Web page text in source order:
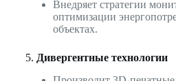
Внедряет стратегии
оптимизации
объектах.
5. Дивергентные технологии